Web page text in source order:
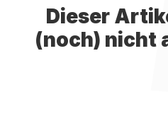
Dieser
(noch) nicht